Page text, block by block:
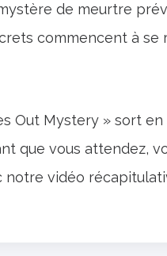
de meurtre
commencent à se
Out Mystery » sort
que vous attendez,
vidéo